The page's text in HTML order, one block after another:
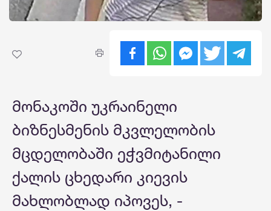
მონაკოში უკრაინელი
ბიზნესმენის მკვლელობის
მცდელობაში ეჭვმიტანილი
ქალის ცხედარი კიევის
მახლობლად იპოვეს, -